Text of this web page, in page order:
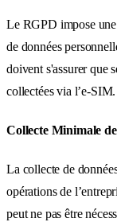
Le RGPD impose
de données
doivent s'assurer que
collectées via l’e-SIM.
Collecte Minimale
La collecte de
opérations de
peut ne pas être